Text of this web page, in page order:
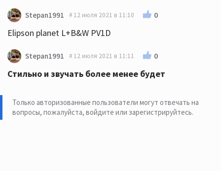
Stepan1991 12 июля 2021 в 11:10 0
Elipson planet L+B&W PV1D
Stepan1991 12 июля 2021 в 11:11 0
Стильно и звучать более менее будет
Только авторизованные пользователи могут отвечать на
вопросы, пожалуйста, войдите или зарегистрируйтесь.